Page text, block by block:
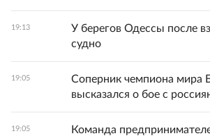
19:13
У берегов Одессы после
судно
19:05
Соперник чемпиона мира
высказался о бое с
19:05
Команда